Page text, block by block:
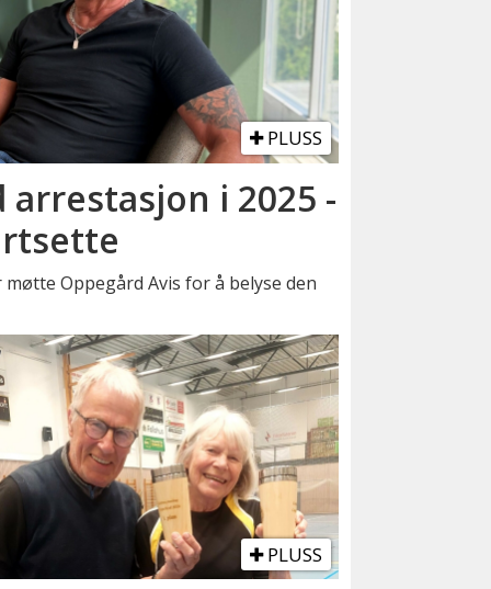
PLUSS
i 2025 -
Oppegård Avis for å belyse den
PLUSS